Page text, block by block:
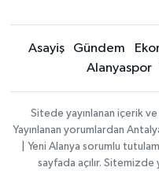
Asayiş Gündem
Alanyaspor
Sitede yayınlanan içerik
Yayınlanan yorumlardan
| Yeni Alanya sorumlu
sayfada açılır. Sitemizde